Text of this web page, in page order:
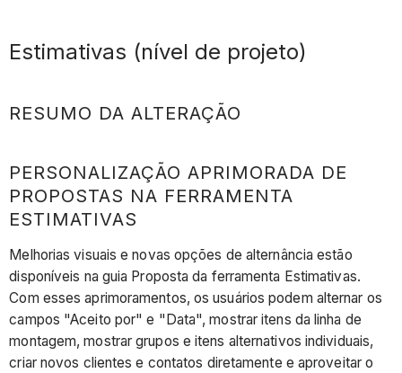
Estimativas (nível de projeto)
RESUMO DA ALTERAÇÃO
PERSONALIZAÇÃO APRIMORADA DE
PROPOSTAS NA FERRAMENTA
ESTIMATIVAS
Melhorias visuais e novas opções de alternância estão
disponíveis na guia Proposta da ferramenta Estimativas.
Com esses aprimoramentos, os usuários podem alternar os
campos "Aceito por" e "Data", mostrar itens da linha de
montagem, mostrar grupos e itens alternativos individuais,
criar novos clientes e contatos diretamente e aproveitar o